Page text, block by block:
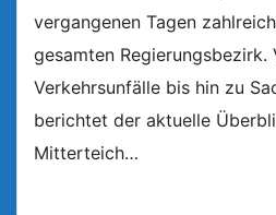
vergangenen Tagen
gesamten Regierungsbezirk.
Verkehrsunfälle bis hin zu
berichtet der aktuelle
Mitterteich…